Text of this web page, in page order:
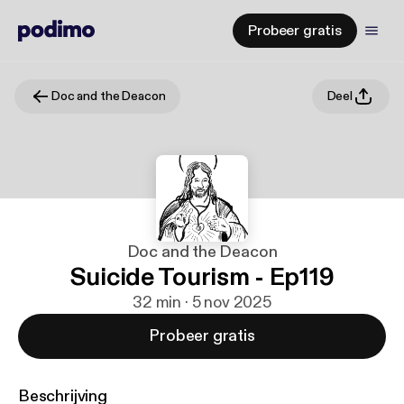
Probeer gratis
Doc and the Deacon Deel
Doc and the Deacon
Suicide Tourism - Ep119
32 min · 5 nov 2025
Probeer gratis
Beschrijving